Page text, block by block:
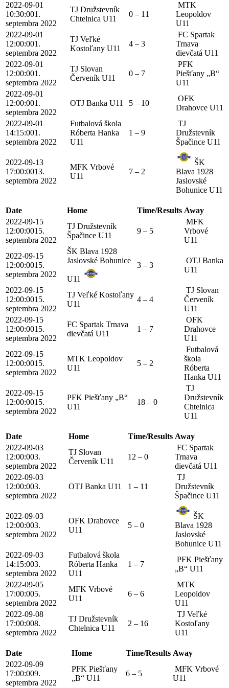
2022-09-01
10:30:001.
septembra 2022
TJ Družstevník
Chtelnica U11
0 – 11
MTK
Leopoldov
U11
2022-09-01
12:00:001.
septembra 2022
TJ Veľké
Kostoľany U11
4 – 3
FC Spartak
Trnava
dievčatá U11
2022-09-01
12:00:001.
septembra 2022
TJ Slovan
Červeník U11
0 – 7
PFK
Piešťany „B“
U11
2022-09-01
12:00:001.
septembra 2022
OTJ Banka U11 5 – 10
OFK
Drahovce U11
2022-09-01
14:15:001.
septembra 2022
Futbalová škola
Róberta Hanka
U11
1 – 9
TJ
Družstevník
Špačince U11
2022-09-13
17:00:0013.
septembra 2022
MFK Vrbové
U11
7 – 2
ŠK
Blava 1928
Jaslovské
Bohunice U11
Date Home Time/Results Away
2022-09-15
12:00:0015.
septembra 2022
TJ Družstevník
Špačince U11
9 – 5
MFK
Vrbové
U11
2022-09-15
12:00:0015.
septembra 2022
ŠK Blava 1928
Jaslovské Bohunice
U11
3 – 3
OTJ Banka
U11
2022-09-15
12:00:0015.
septembra 2022
TJ Veľké Kostoľany
U11
4 – 4
TJ Slovan
Červeník
U11
2022-09-15
12:00:0015.
septembra 2022
FC Spartak Trnava
dievčatá U11
1 – 7
OFK
Drahovce
U11
2022-09-15
12:00:0015.
septembra 2022
MTK Leopoldov
U11
5 – 2
Futbalová
škola
Róberta
Hanka U11
2022-09-15
12:00:0015.
septembra 2022
PFK Piešťany „B“
U11
18 – 0
TJ
Družstevník
Chtelnica
U11
Date Home Time/Results Away
2022-09-03
12:00:003.
septembra 2022
TJ Slovan
Červeník U11
12 – 0
FC Spartak
Trnava
dievčatá U11
2022-09-03
12:00:003.
septembra 2022
OTJ Banka U11 1 – 11
TJ
Družstevník
Špačince U11
2022-09-03
12:00:003.
septembra 2022
OFK Drahovce
U11
5 – 0
ŠK
Blava 1928
Jaslovské
Bohunice U11
2022-09-03
14:15:003.
septembra 2022
Futbalová škola
Róberta Hanka
U11
1 – 7
PFK Piešťany
„B“ U11
2022-09-05
17:00:005.
septembra 2022
MFK Vrbové
U11
6 – 6
MTK
Leopoldov
U11
2022-09-08
17:00:008.
septembra 2022
TJ Družstevník
Chtelnica U11
2 – 16
TJ Veľké
Kostoľany
U11
Date Home Time/Results Away
2022-09-09
17:00:009.
septembra 2022
PFK Piešťany
„B“ U11
6 – 5
MFK Vrbové
U11